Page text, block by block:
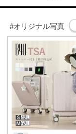
#オリジナル写真